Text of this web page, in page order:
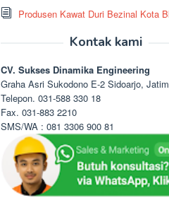
Produsen Kawat Duri Bezinal Kota
Kontak kami
CV. Sukses Dinamika Engineering
Graha Asri Sukodono E-2 Sidoarjo, Jatim
Telepon. 031-588 330 18
Fax. 031-883 2210
SMS/WA : 081 3306 900 81